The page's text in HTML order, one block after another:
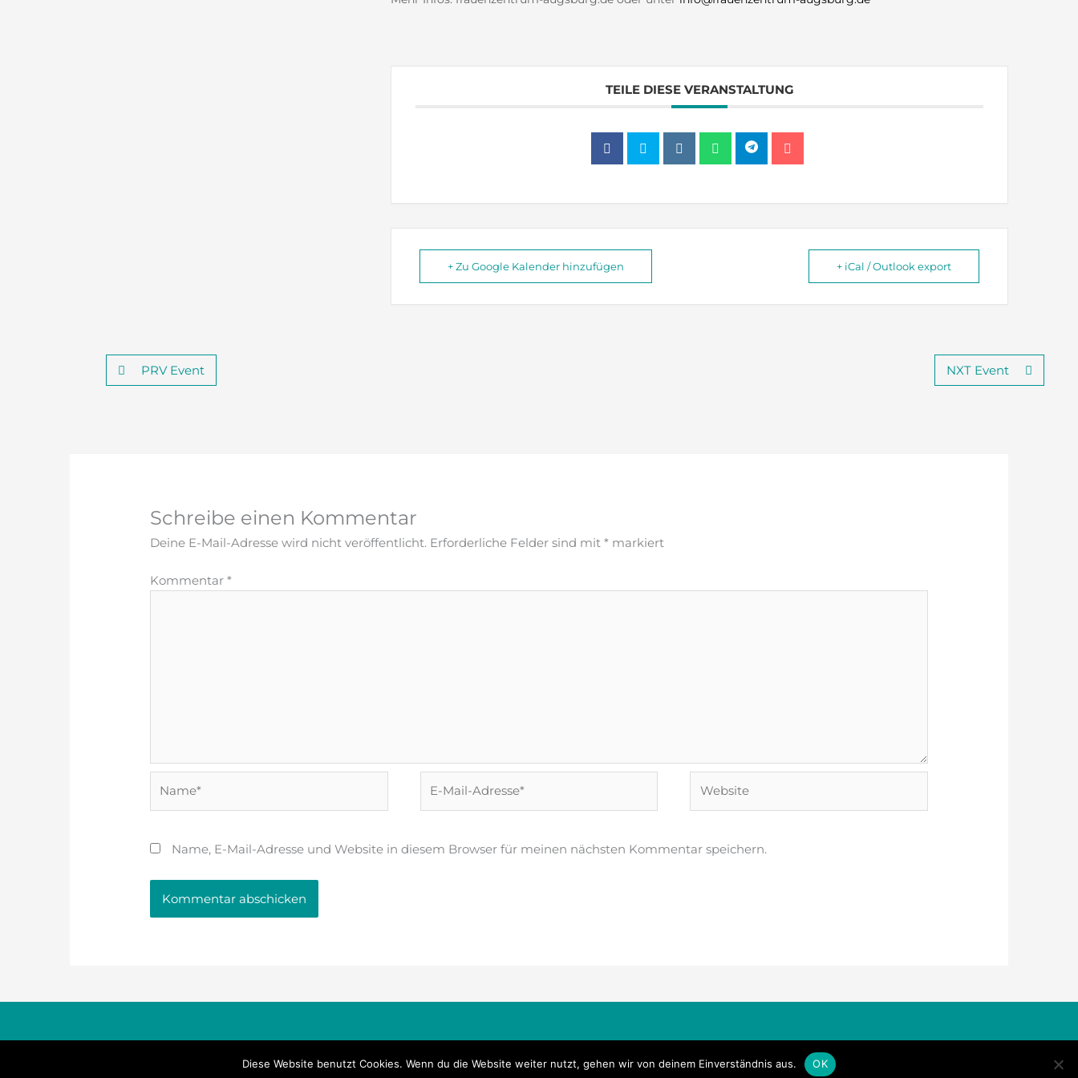
TEILE DIESE VERANSTALTUNG
+ Zu Google Kalender hinzufügen + iCal / Outlook export
PRV Event NXT Event
Schreibe einen Kommentar
Deine E-Mail-Adresse wird nicht veröffentlicht. Erforderliche Felder sind mit* markiert
Kommentar*
Mail-
Name, E-Mail-Adresse und Website in diesem Browser für meinen nächsten Kommentar speichern.
Copyright © 2026AAF Impressum & Datenschutz
Diese Website benutzt Cookies. Wenn du die Website weiter nutzt, gehen wir von deinem Einverständnis aus. OK